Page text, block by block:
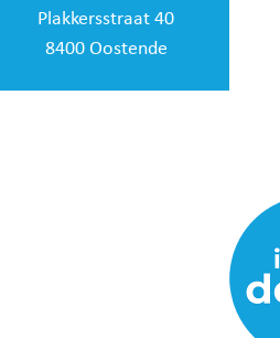
Plakkersstraat 40
8400 Oostende